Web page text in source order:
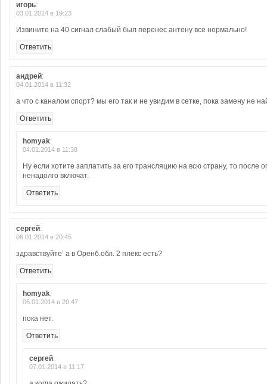
игорь:
03.01.2014 в 19:23
Извините на 40 сигнал слабый был перенес антену все нормально!
Ответить
андрей:
04.01.2014 в 11:32
а что с каналом спорт? мы его так и не увидим в сетке, пока замену не
Ответить
homyak:
04.01.2014 в 11:38
Ну если хотите заплатить за его трансляцию на всю страну, то после
ненадолго включат.
Ответить
сергей:
06.01.2014 в 20:45
здравствуйте’ а в Оренб.обл. 2 плекс есть?
Ответить
homyak:
06.01.2014 в 20:47
пока нет.
Ответить
сергей:
07.01.2014 в 11:17